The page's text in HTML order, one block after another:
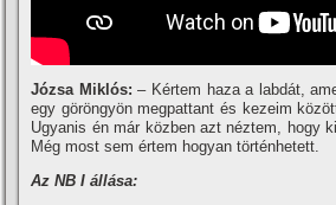
Józsa Miklós: – Kértem haza a labdát,
egy göröngyön megpattant és kezeim
Ugyanis én már közben azt néztem, hogy
Még most sem értem hogyan történhetett.
Az NB I állása: